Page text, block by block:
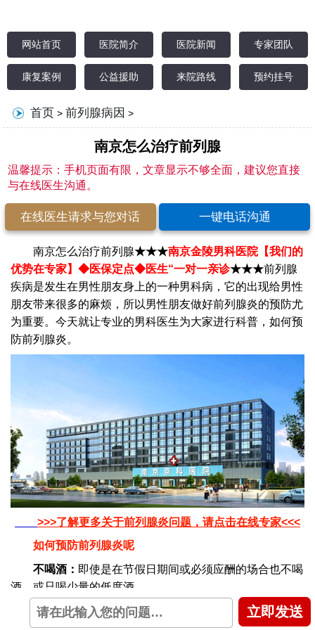
网站首页 医院简介 医院新闻 专家团队
康复案例 公益援助 来院路线 预约挂号
首页 >前列腺病因 >
南京怎么治疗前列腺
温馨提示：手机页面有限，文章显示不够全面，建议您直接
与在线医生沟通。
在线医生请求与您对话 一键电话沟通
南京怎么治疗前列腺★★★南京金陵男科医院【我们的
优势在专家】◆医保定点◆医生“一对一亲诊★★★前列腺
疾病是发生在男性朋友身上的一种男科病，它的出现给男性
朋友带来很多的麻烦，所以男性朋友做好前列腺炎的预防尤
为重要。今天就让专业的男科医生为大家进行科普，如何预
防前列腺炎。
>>>了解更多关于前列腺炎问题，请点击在线专家<<<
如何预防前列腺炎呢
不喝酒： 即使是在节假日期间或必须应酬的场合也不喝
酒，或只喝少量的低度酒。
不吃辣椒等刺激性食物：安排好一日三餐，做到平衡膳
食，杜绝使用刺激性偏大的食物。
立即发送